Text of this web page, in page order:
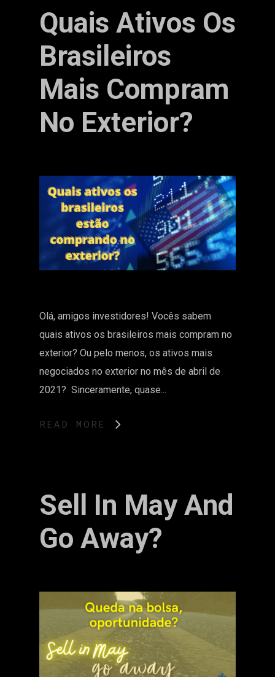
Quais Ativos Os
Brasileiros
Mais Compram
No Exterior?
Olá, amigos investidores! Vocês sabem
quais ativos os brasileiros mais compram no
exterior? Ou pelo menos, os ativos mais
negociados no exterior no mês de abril de
2021? Sinceramente, quase...
READ MORE
Sell In May And
Go Away?